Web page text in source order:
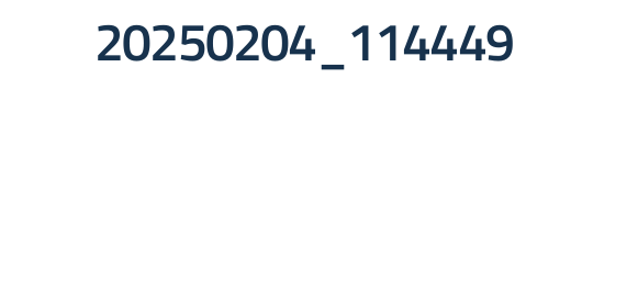
20250204_114449